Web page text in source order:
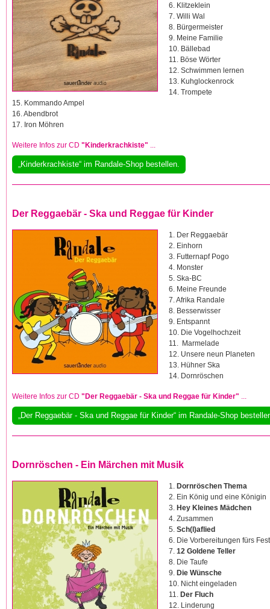
6. Klitzeklein
7. Willi Wal
8. Bürgermeister
9. Meine Familie
10. Bällebad
11. Böse Wörter
12. Schwimmen lernen
13. Kuhglockenrock
14. Trompete
15. Kommando Ampel
16. Abendbrot
17. Iron Möhren
Weitere Infos zur CD "Kinderkrachkiste" ...
„Kinderkrachkiste“ im Randale-Shop bestellen.
Der Reggaebär - Ska und Reggae für Kinder
1. Der Reggaebär
2. Einhorn
3. Futternapf Pogo
4. Monster
5. Ska-BC
6. Meine Freunde
7. Afrika Randale
8. Besserwisser
9. Entspannt
10. Die Vogelhochzeit
11. Marmelade
12. Unsere neun Planeten
13. Hühner Ska
14. Dornröschen
Weitere Infos zur CD "Der Reggaebär - Ska und Reggae für Kinder" ...
„Der Reggaebär - Ska und Reggae für Kinder“ im Randale-Shop
Dornröschen - Ein Märchen mit Musik
1. Dornröschen Thema
2. Ein König und eine Königin
3. Hey Kleines Mädchen
4. Zusammen
5. Sch(l)aflied
6. Die Vorbereitungen fürs Fest
7. 12 Goldene Teller
8. Die Taufe
9. Die Wünsche
10. Nicht eingeladen
11. Der Fluch
12. Linderung